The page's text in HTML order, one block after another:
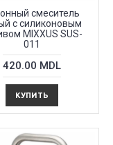
смеситель
с силиконовым
MIXXUS SUS-
011
420.00 MDL
КУПИТЬ